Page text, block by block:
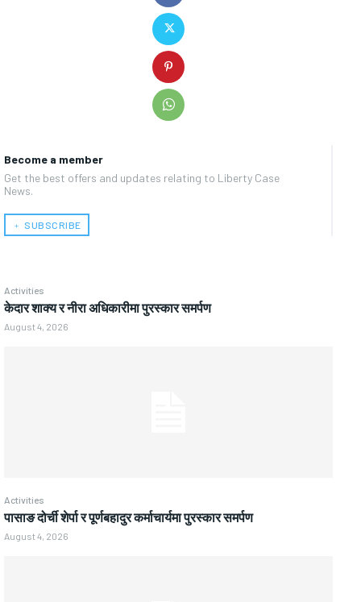
Become a member
Get the best offers and updates relating to Liberty Case
News.
﹢ SUBSCRIBE
Activities
केदार शाक्य र नीरा अधिकारीमा पुरस्कार समर्पण
August 4, 2026
Activities
पासाङ दोर्ची शेर्पा र पूर्णबहादुर कर्माचार्यमा पुरस्कार समर्पण
August 4, 2026